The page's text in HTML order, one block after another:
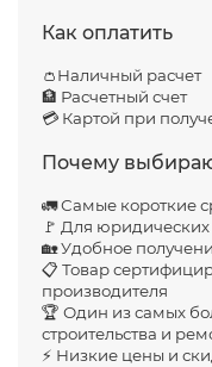
Как оплатить
👛Наличный расчет
🏦 Расчетный счет
💳 Картой при
Почему
🚛 Самые короткие
🚩 Для
🏡 Удобное
📋 Товар
производителя
🏆 Один из самых
строительства и
⚡ Низкие цены и